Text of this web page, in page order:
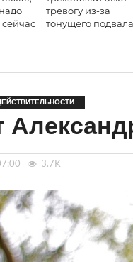
сейчас
тревогу из-за
тонущего подвала
3.7K